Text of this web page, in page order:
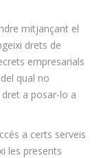
mitjançant el
drets de
empresarials
qual no
a posar-lo a
a certs serveis
les presents